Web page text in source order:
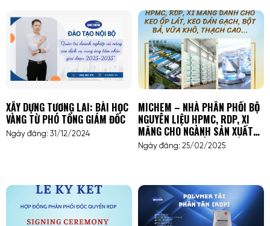
XÂY DỰNG TƯƠNG LAI: BÀI HỌC
VÀNG TỪ PHÓ TỔNG GIÁM ĐỐC
Ngày đăng: 31/12/2024
MICHEM – NHÀ PHÂN PHỐI BỘ
NGUYÊN LIỆU HPMC, RDP, XI
MĂNG CHO NGÀNH SẢN XUẤT
BỘT BẢ, VỮA KHÔ, KEO DÁN
Ngày đăng: 25/02/2025